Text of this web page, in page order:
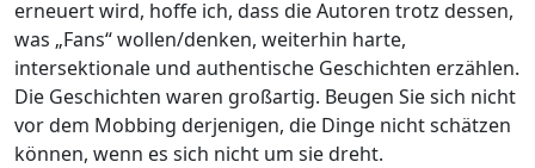
erneuert wird, hoffe ich, dass die Autoren trotz dessen,
was „Fans“ wollen/denken, weiterhin harte,
intersektionale und authentische Geschichten erzählen.
Die Geschichten waren großartig. Beugen Sie sich nicht
vor dem Mobbing derjenigen, die Dinge nicht schätzen
können, wenn es sich nicht um sie dreht.